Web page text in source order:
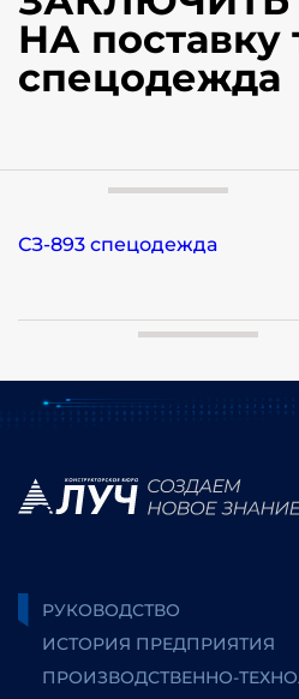
НА поставку
спецодежда
СЗ-893 спецодежда
РУКОВОДСТВО
ИСТОРИЯ ПРЕДПРИЯТИЯ
ПРОИЗВОДСТВЕННО-